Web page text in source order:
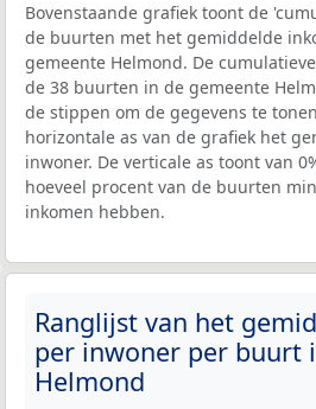
Bovenstaande grafiek toont de
de buurten met het gemiddelde
gemeente Helmond. De
de 38 buurten in de gemeente
de stippen om de gegevens te
horizontale as van de grafiek het
inwoner. De verticale as toont van
hoeveel procent van de buurten
inkomen hebben.
Ranglijst van het
per inwoner per buurt
Helmond